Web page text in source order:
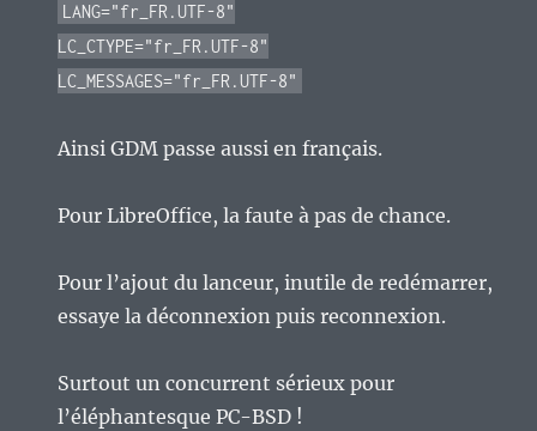
LANG="fr_FR.UTF-8"
LC_CTYPE="fr_FR.UTF-8"
LC_MESSAGES="fr_FR.UTF-8"
Ainsi GDM passe aussi en français.
Pour LibreOffice, la faute à pas de chance.
Pour l’ajout du lanceur, inutile de redémarrer,
essaye la déconnexion puis reconnexion.
Surtout un concurrent sérieux pour
l’éléphantesque PC-BSD !